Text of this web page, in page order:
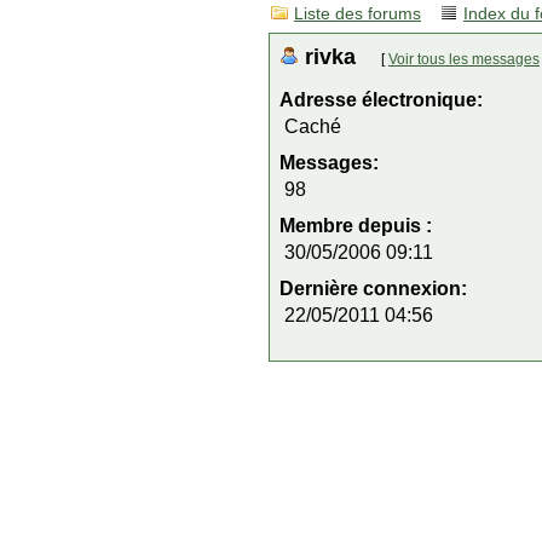
Liste des forums Index du
rivka [Voir tous les messages
Adresse électronique:
Caché
Messages:
98
Membre depuis :
30/05/2006 09:11
Dernière connexion:
22/05/2011 04:56